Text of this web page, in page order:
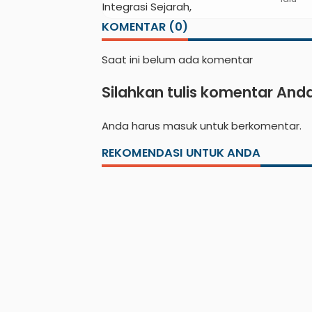
KOMENTAR (0)
Saat ini belum ada komentar
Silahkan tulis komentar
Anda harus masukuntuk berkomentar.
REKOMENDASI UNTUK ANDA